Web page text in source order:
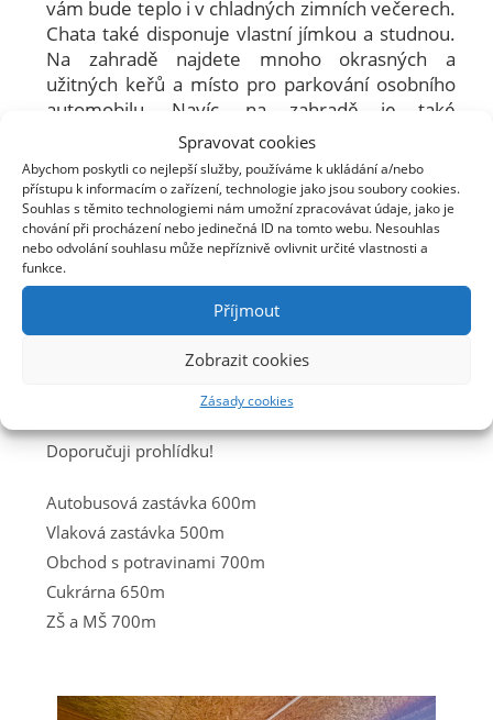
Spravovat cookies
Abychom poskytli co nejlepší služby, používáme k ukládání a/nebo
přístupu k informacím o zařízení, technologie jako jsou soubory cookies.
Souhlas s těmito technologiemi nám umožní zpracovávat údaje, jako je
chování při procházení nebo jedinečná ID na tomto webu. Nesouhlas
nebo odvolání souhlasu může nepříznivě ovlivnit určité vlastnosti a
funkce.
Příjmout
Zobrazit cookies
Zásady cookies
vám bude teplo i v chladných zimních večerech.
Chata také disponuje vlastní jímkou a studnou.
Na zahradě najdete mnoho okrasných a
užitných keřů a místo pro parkování osobního
automobilu. Navíc, na zahradě je také
samostatný zahradní domek, který může
posloužit jako dodatečný úložný prostor, místo
pro hosty nebo jen pro posezení s přáteli či
rodinou. Dále je tu také dílna, ktera potěší
všechny kutili a tvořivce. Tuto chatu si
zamilujete!
NENECHTE SE ODRADIT ŽELEZNIČNÍ TRATÍ V
BLÍZKOSTI CHATY, VLAK TU JEZDÍ POUZE PÁRKRÁT
DENNĚ A VZHLEDEM K JEJÍMU NEVYUŽITÍ SE DÁ V
BUDOUCNU OČEKÁVAT JEJÍ ÚPLNÉ ZRUŠENÍ.
Doporučuji prohlídku!
Autobusová zastávka 600m
Vlaková zastávka 500m
Obchod s potravinami 700m
Cukrárna 650m
ZŠ a MŠ 700m